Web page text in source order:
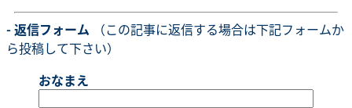
- 返信フォーム （この記事に返信する場合は下記フォームか
ら投稿して下さい）
おなまえ